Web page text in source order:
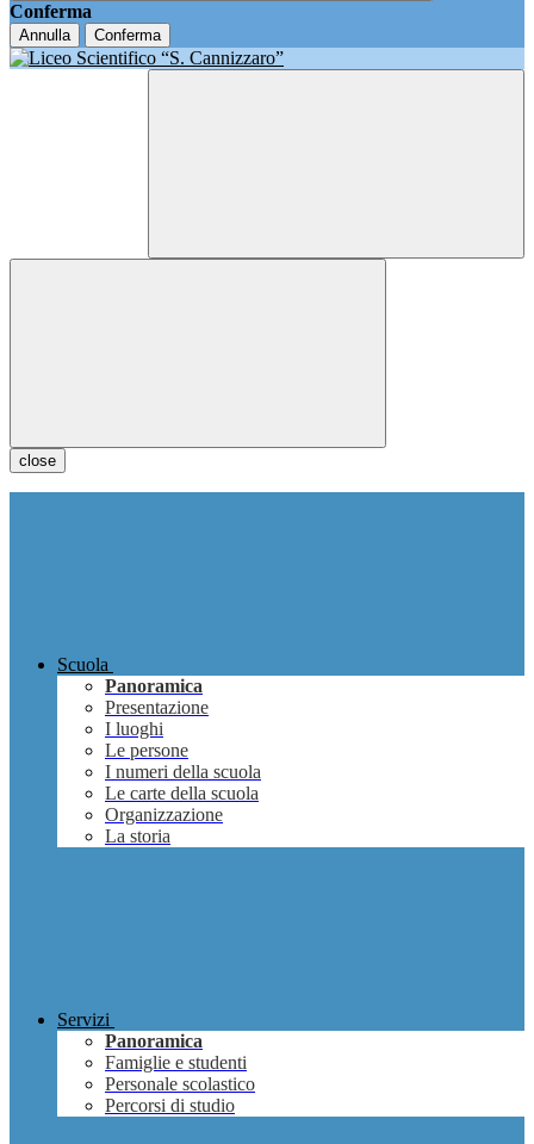
Conferma
Annulla Conferma
close
Scuola
Panoramica
Presentazione
I luoghi
Le persone
I numeri della scuola
Le carte della scuola
Organizzazione
La storia
Servizi
Panoramica
Famiglie e studenti
Personale scolastico
Percorsi di studio